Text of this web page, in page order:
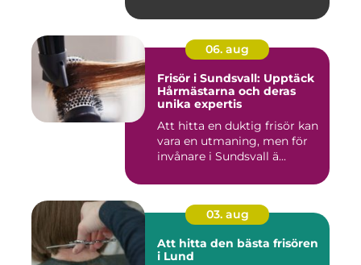
06. aug
Frisör i Sundsvall: Upptäck
Hårmästarna och deras
unika expertis
Att hitta en duktig frisör kan
vara en utmaning, men för
invånare i Sundsvall ä...
03. aug
Att hitta den bästa frisören
i Lund